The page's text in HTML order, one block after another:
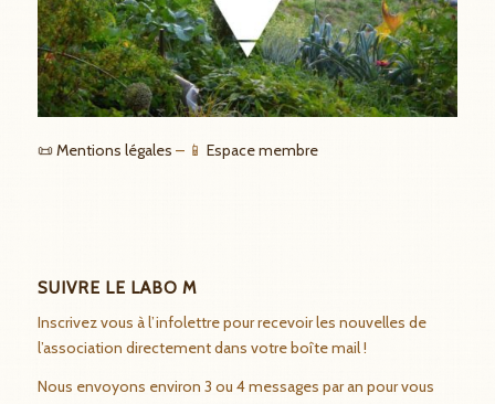
📜 Mentions légales – 📱 Espace membre
SUIVRE LE LABO M
Inscrivez vous à l’infolettre pour recevoir les nouvelles de
l’association directement dans votre boîte mail !
Nous envoyons environ 3 ou 4 messages par an pour vous